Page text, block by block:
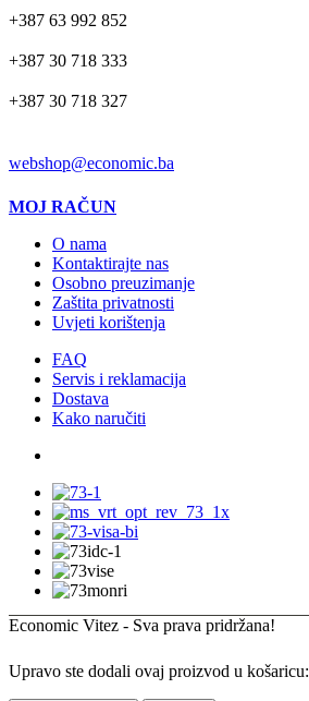
+387 63 992 852
+387 30 718 333
+387 30 718 327
webshop@economic.ba
MOJ RAČUN
O nama
Kontaktirajte nas
Osobno preuzimanje
Zaštita privatnosti
Uvjeti korištenja
FAQ
Servis i reklamacija
Dostava
Kako naručiti
Economic Vitez - Sva prava pridržana!
Upravo ste dodali ovaj proizvod u košaricu: